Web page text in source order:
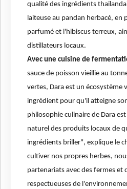
qualité des ingrédients
laiteuse au pandan herbacé, en
parfumé et l'hibiscus terreux,
distillateurs locaux.
Avec une cuisine de
sauce de poisson vieillie au
vertes, Dara est un
ingrédient pour qu'il atteigne
philosophie culinaire de Dara
naturel des produits locaux de
ingrédients briller", explique le
cultiver nos propres herbes,
partenariats avec des fermes et
respectueuses de